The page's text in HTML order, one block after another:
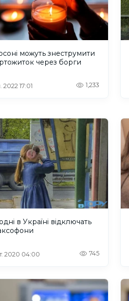
можуть знеструмити
через борги
2022 17:01 1,233
відключать
2020 04:00 745